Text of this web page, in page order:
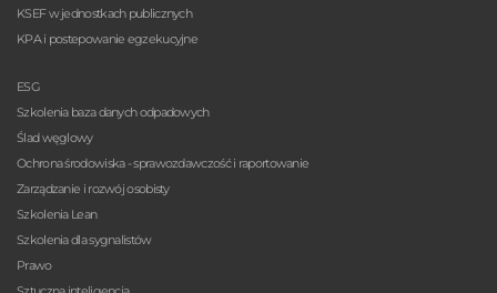
KSEF w jednostkach publicznych
KPA i postepowanie egzekucyjne
ESG
Szkolenia baza danych odpadowych
Ślad węglowy
Ochrona środowiska - sprawozdawczość i raportowanie
Zarządzanie i rozwój osobisty
Szkolenia Lean
Szkolenia dla sygnalistów
Prawo